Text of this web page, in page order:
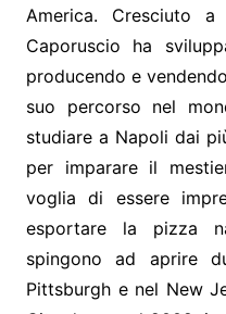
America. Cresciuto
Caporuscio ha
producendo e
suo percorso nel
studiare a Napoli dai
per imparare il
voglia di essere
esportare la pizza
spingono ad aprire
Pittsburgh e nel New